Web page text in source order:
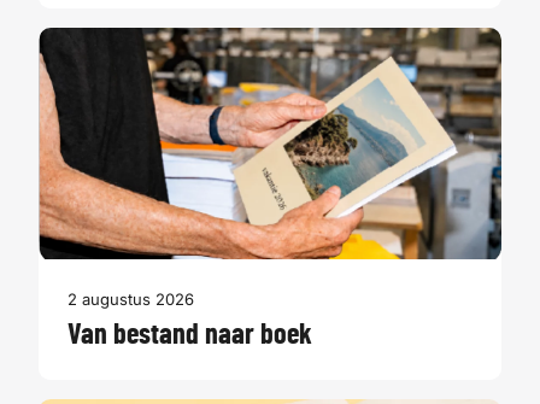
2 augustus 2026
Van bestand naar boek